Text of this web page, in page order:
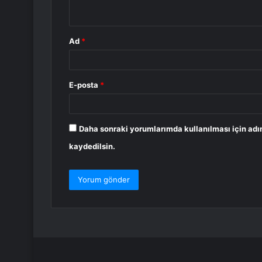
Ad *
E-posta *
Daha sonraki yorumlarımda kullanılması için
kaydedilsin.